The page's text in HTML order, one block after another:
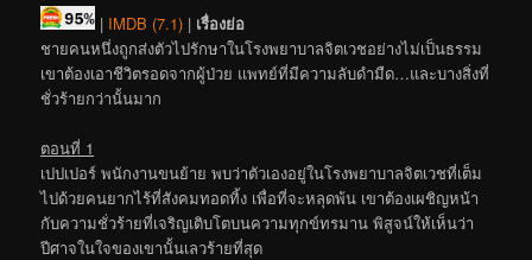
| IMDB (7.1)| เรื่องย่อ
ชายคนหนึ่งถูกส่งตัวไปรักษาในโรงพยาบาลจิตเวชอย่างไม่เป็นธรรม
เขาต้องเอาชีวิตรอดจากผู้ป่วย แพทย์ที่มีความลับดำมืด…และบางสิ่งที่
ชั่วร้ายกว่านั้นมาก
ตอนที่ 1
เปปเปอร์ พนักงานขนย้าย พบว่าตัวเองอยู่ในโรงพยาบาลจิตเวชที่เต็ม
ไปด้วยคนยากไร้ที่สังคมทอดทิ้ง เพื่อที่จะหลุดพ้น เขาต้องเผชิญหน้า
กับความชั่วร้ายที่เจริญเติบโตบนความทุกข์ทรมาน พิสูจน์ให้เห็นว่า
ปีศาจในใจของเขานั้นเลวร้ายที่สุด